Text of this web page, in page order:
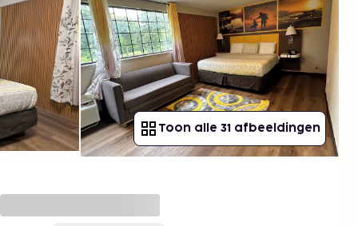
Toon alle 31 afbeeldingen